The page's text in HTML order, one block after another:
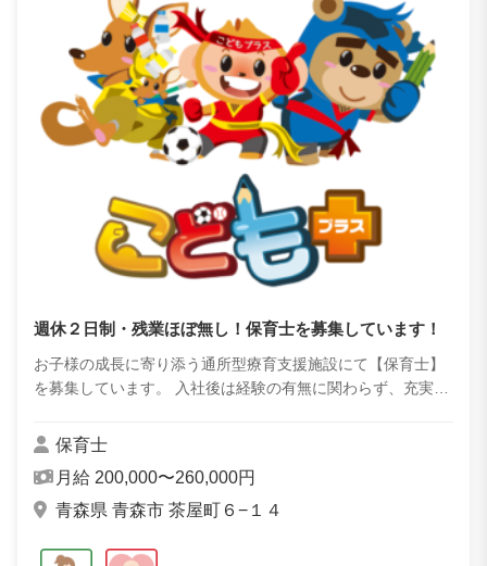
週休２日制・残業ほぼ無し！保育士を募集しています！
お子様の成長に寄り添う通所型療育支援施設にて【保育士】
を募集しています。 入社後は経験の有無に関わらず、充実し
いやすい普通車（小型オートマ車）を...
保育士
月給 200,000〜260,000円
青森県 青森市 茶屋町６−１４